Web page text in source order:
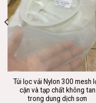
Túi lọc vải Nylon 300 mesh
cặn và tạp chất không tan
trong dung dịch sơn